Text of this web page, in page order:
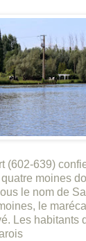
(602-639)
moines
le nom de
le
Les habitants